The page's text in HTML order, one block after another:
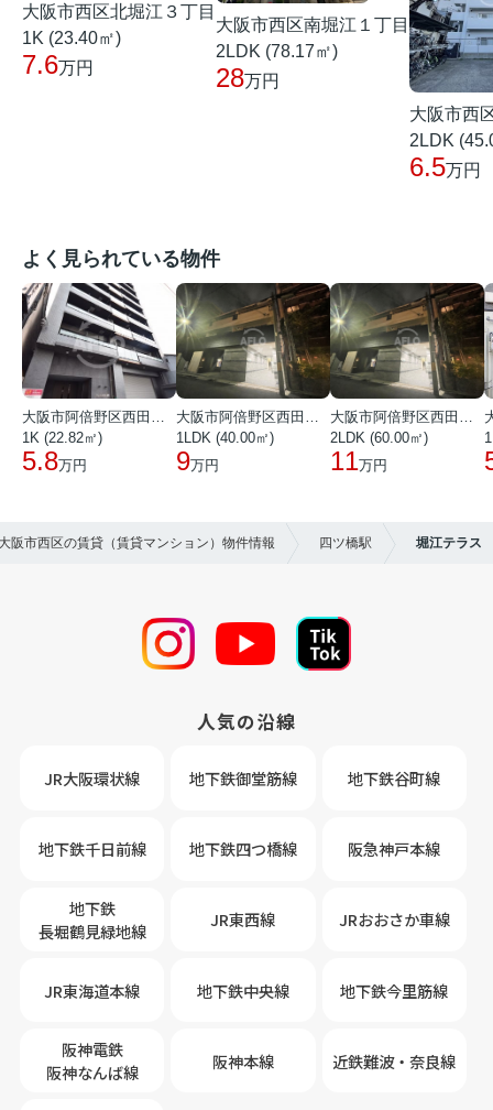
大阪市西区北堀江３丁目
1K (23.40㎡)
7.6万円
大阪市西区南堀江１丁目
2LDK (78.17㎡)
28万円
大阪市西
2LDK
6.5万円
よく見られている物件
大阪市阿倍野区西田辺町１丁目
1K (22.82㎡)
5.8万円
大阪市阿倍野区西田辺町１丁目
1LDK (40.00㎡)
9万円
大阪市阿倍野区西田辺町１丁目
2LDK (60.00㎡)
11万円
阪市西区の賃貸（賃貸マンション）物件情報 四ツ橋駅 堀江テラス
人気の沿線
JR大阪環状線 地下鉄御堂筋線 地下鉄谷町線
地下鉄千日前線 地下鉄四つ橋線 阪急神戸本線
地下鉄
長堀鶴見緑地線
JR東西線 JRおおさか車線
JR東海道本線 地下鉄中央線 地下鉄今里筋線
阪神電鉄
阪神なんば線
阪神本線 近鉄難波・奈良線